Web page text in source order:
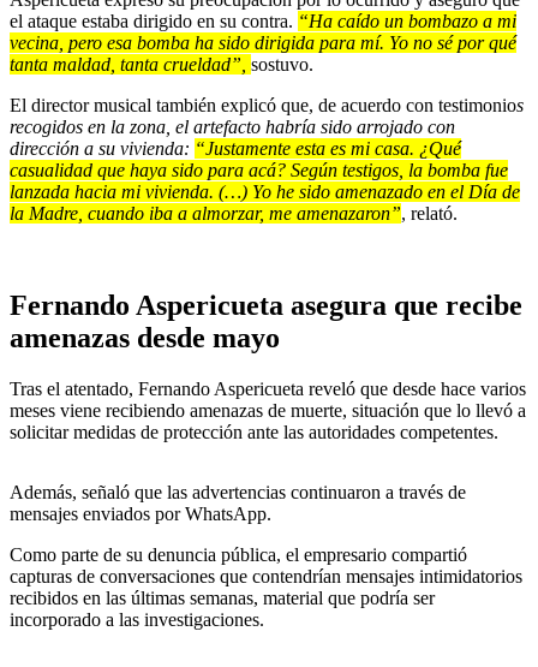
el ataque estaba dirigido en su contra. “Ha caído un bombazo a mi
vecina, pero esa bomba ha sido dirigida para mí. Yo no sé por qué
tanta maldad, tanta crueldad”, sostuvo.
El director musical también explicó que, de acuerdo con testimonios
recogidos en la zona, el artefacto habría sido arrojado con
dirección a su vivienda: “Justamente esta es mi casa. ¿Qué
casualidad que haya sido para acá? Según testigos, la bomba fue
lanzada hacia mi vivienda. (…) Yo he sido amenazado en el Día de
la Madre, cuando iba a almorzar, me amenazaron”, relató.
Fernando Aspericueta asegura que recibe
amenazas desde mayo
Tras el atentado, Fernando Aspericueta reveló que desde hace varios
meses viene recibiendo amenazas de muerte, situación que lo llevó a
solicitar medidas de protección ante las autoridades competentes.
Además, señaló que las advertencias continuaron a través de
mensajes enviados por WhatsApp.
Como parte de su denuncia pública, el empresario compartió
capturas de conversaciones que contendrían mensajes intimidatorios
recibidos en las últimas semanas, material que podría ser
incorporado a las investigaciones.